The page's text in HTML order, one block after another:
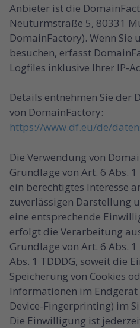
Anbieter ist die
Neuturmstraße 5, 80331
DomainFactory). Wenn Sie
besuchen, erfasst
Logfiles inklusive Ihrer IP-
Details entnehmen Sie der
von DomainFactory:
https://www.df.eu/de/
Die Verwendung von
Grundlage von Art. 6 Abs.
ein berechtigtes Interesse
zuverlässigen Darstellung
eine entsprechende
erfolgt die Verarbeitung
Grundlage von Art. 6 Abs. 1
Abs. 1 TDDDG, soweit die
Speicherung von Cookies
Informationen im Endgerät
Device-Fingerprinting) im
Die Einwilligung ist